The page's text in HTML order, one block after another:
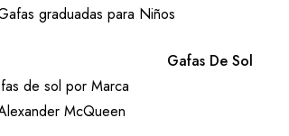
graduadas para Niños
Gafas De Sol
de sol por Marca
McQueen